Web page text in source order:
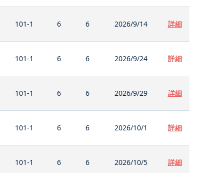
101-1 6 6 2026/9/14 詳細
101-1 6 6 2026/9/24 詳細
101-1 6 6 2026/9/29 詳細
101-1 6 6 2026/10/1 詳細
101-1 6 6 2026/10/5 詳細